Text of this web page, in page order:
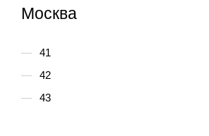
Москва
41
42
43